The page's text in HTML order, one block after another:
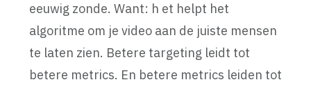
eeuwig zonde. Want: h et helpt het
algoritme om je video aan de juiste mensen
te laten zien. Betere targeting leidt tot
betere metrics. En betere metrics leiden tot